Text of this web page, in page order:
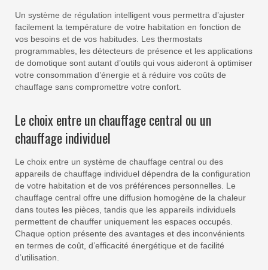
Un système de régulation intelligent vous permettra d’ajuster
facilement la température de votre habitation en fonction de
vos besoins et de vos habitudes. Les thermostats
programmables, les détecteurs de présence et les applications
de domotique sont autant d’outils qui vous aideront à optimiser
votre consommation d’énergie et à réduire vos coûts de
chauffage sans compromettre votre confort.
Le choix entre un chauffage central ou un
chauffage individuel
Le choix entre un système de chauffage central ou des
appareils de chauffage individuel dépendra de la configuration
de votre habitation et de vos préférences personnelles. Le
chauffage central offre une diffusion homogène de la chaleur
dans toutes les pièces, tandis que les appareils individuels
permettent de chauffer uniquement les espaces occupés.
Chaque option présente des avantages et des inconvénients
en termes de coût, d’efficacité énergétique et de facilité
d’utilisation.